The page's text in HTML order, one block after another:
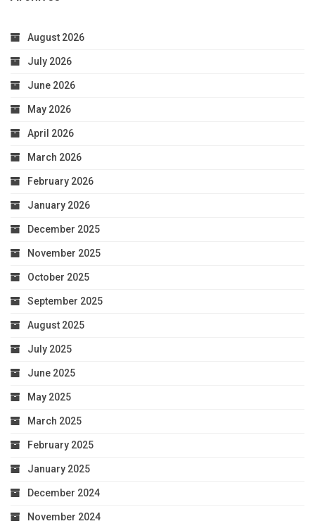
August 2026
July 2026
June 2026
May 2026
April 2026
March 2026
February 2026
January 2026
December 2025
November 2025
October 2025
September 2025
August 2025
July 2025
June 2025
May 2025
March 2025
February 2025
January 2025
December 2024
November 2024